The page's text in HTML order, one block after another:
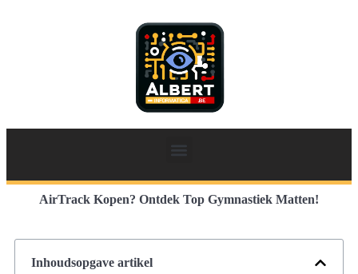
AirTrack Kopen? Ontdek Top Gymnastiek Matten!
Inhoudsopgave artikel